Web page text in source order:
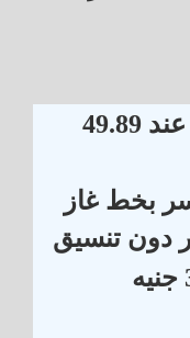
أعلى سعر للدولار في البنوك عند 49.89
بخط غاز
دون تنسيق
حديد المصريين يسجل 39400 جنيه